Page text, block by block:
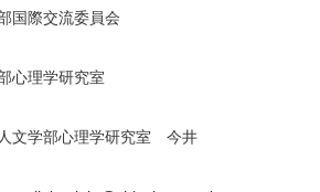
国際交流委員会
心理学研究室
文学部心理学研究室 今井